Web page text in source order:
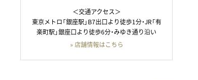
＜交通アクセス＞
東京メトロ「銀座駅」B7出口より徒歩1分・JR「有
楽町駅」銀座口より徒歩6分・みゆき通り沿い
» 店舗情報はこちら